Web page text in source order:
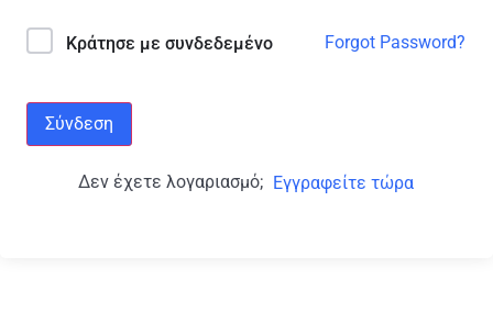
Κράτησε με συνδεδεμένο Forgot Password?
Σύνδεση
Δεν έχετε λογαριασμό; Εγγραφείτε τώρα